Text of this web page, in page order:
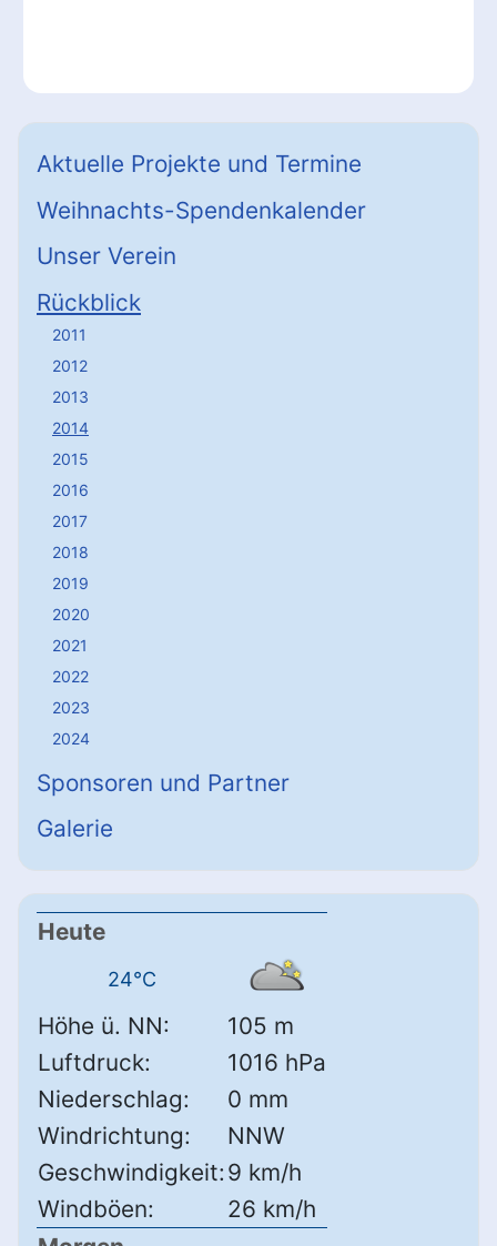
Aktuelle Projekte und Termine
Weihnachts-Spendenkalender
Unser Verein
Rückblick
2011
2012
2013
2014
2015
2016
2017
2018
2019
2020
2021
2022
2023
2024
Sponsoren und Partner
Galerie
Heute
24°C
Höhe ü. NN:
105 m
Luftdruck:
1016 hPa
Niederschlag:
0 mm
Windrichtung:
NNW
Geschwindigkeit: 9 km/h
Windböen:
26 km/h